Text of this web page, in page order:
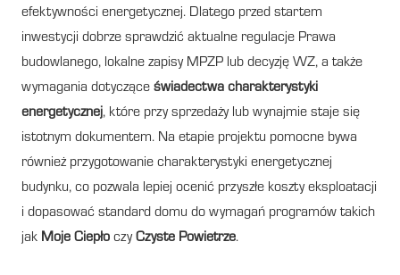
efektywności energetycznej. Dlatego przed startem
inwestycji dobrze sprawdzić aktualne regulacje Prawa
budowlanego, lokalne zapisy MPZP lub decyzję WZ, a także
wymagania dotyczące świadectwa charakterystyki
energetycznej, które przy sprzedaży lub wynajmie staje się
istotnym dokumentem. Na etapie projektu pomocne bywa
również przygotowanie charakterystyki energetycznej
budynku, co pozwala lepiej ocenić przyszłe koszty eksploatacji
i dopasować standard domu do wymagań programów takich
jak Moje Ciepło czyCzyste Powietrze.